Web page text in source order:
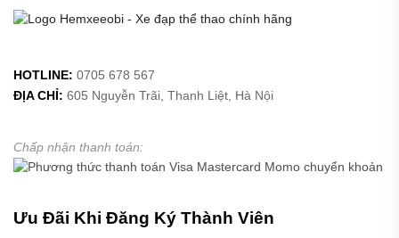
HOTLINE: 0705 678 567
ĐỊA CHỈ: 605 Nguyễn Trãi, Thanh Liệt, Hà Nội
Chấp nhận thanh toán:
Ưu Đãi Khi Đăng Ký Thành Viên